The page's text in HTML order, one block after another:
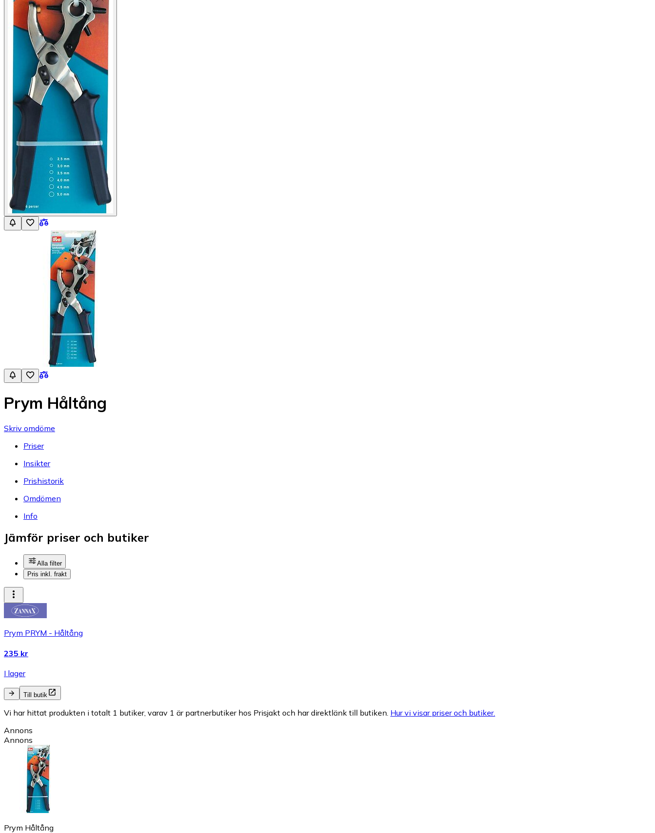
Prym Håltång
Skriv omdöme
Priser
Insikter
Prishistorik
Omdömen
Info
Jämför priser och butiker
Alla filter
Pris inkl. frakt
Prym PRYM - Håltång
235 kr
I lager
Till butik
Vi har hittat produkten i totalt 1 butiker, varav 1 är partnerbutiker hos Prisjakt och har direktlänk till butiken. Hur vi visar priser och butiker.
Annons
Annons
Prym Håltång